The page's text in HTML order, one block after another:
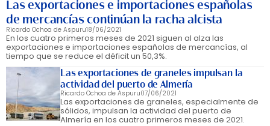
Las exportaciones e importaciones españolas
de mercancías continúan la racha alcista
Ricardo Ochoa de Aspuru18/06/2021
En los cuatro primeros meses de 2021 siguen al alza las
exportaciones e importaciones españolas de mercancías, al
tiempo que se reduce el déficit un 50,3%.
Las exportaciones de graneles impulsan la
actividad del puerto de Almería
Ricardo Ochoa de Aspuru07/06/2021
Las exportaciones de graneles, especialmente de
sólidos, impulsan la actividad del puerto de
Almería en los cuatro primeros meses de 2021.